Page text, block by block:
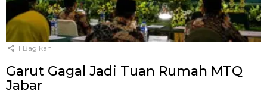
1 Bagikan
Garut Gagal Jadi Tuan Rumah MTQ
Jabar